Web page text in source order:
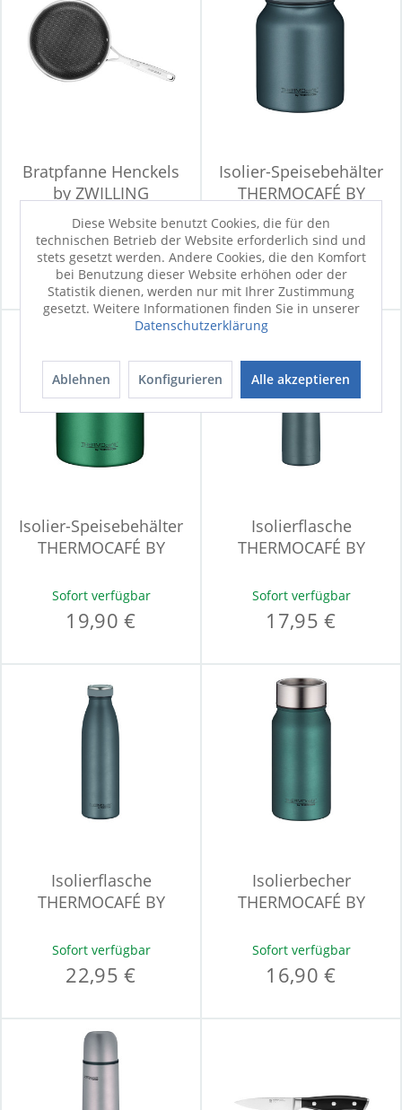
Bratpfanne Henckels
by ZWILLING
PARADIGM
Sofort verfügbar
54,95 €
Isolier-Speisebehälter
THERMOCAFÉ BY
THERMOS
Sofort verfügbar
19,90 €
Isolier-Speisebehälter
THERMOCAFÉ BY
Sofort verfügbar
19,90 €
Isolierflasche
THERMOCAFÉ BY
BEVERAGE
Sofort verfügbar
17,95 €
Isolierflasche
THERMOCAFÉ BY
Sofort verfügbar
22,95 €
Isolierbecher
THERMOCAFÉ BY
DRINKING
Sofort verfügbar
16,90 €
Diese Website benutzt Cookies, die für den
technischen Betrieb der Website erforderlich sind und
stets gesetzt werden. Andere Cookies, die den Komfort
bei Benutzung dieser Website erhöhen oder der
Statistik dienen, werden nur mit Ihrer Zustimmung
gesetzt. Weitere Informationen finden Sie in unserer
Datenschutzerklärung
Ablehnen Konfigurieren Alle akzeptieren